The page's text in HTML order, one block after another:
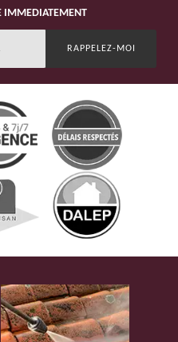
IMMEDIATEMENT